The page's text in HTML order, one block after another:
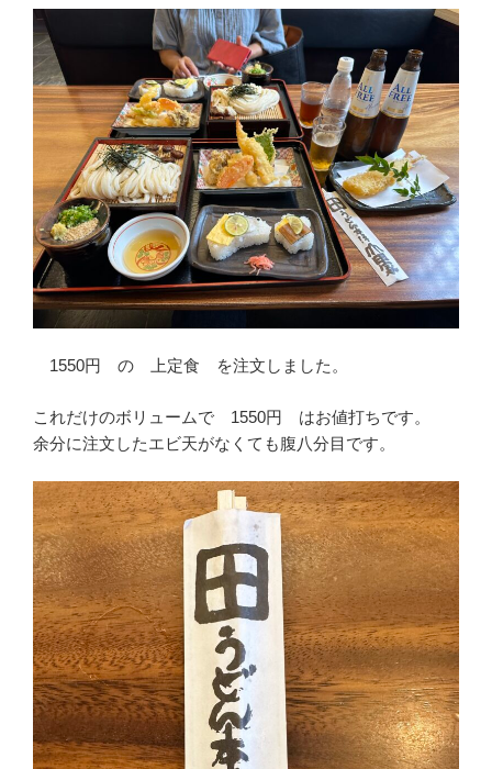
1550円 の 上定食 を注文しました。
これだけのボリュームで 1550円 はお値打ちです。
余分に注文したエビ天がなくても腹八分目です。